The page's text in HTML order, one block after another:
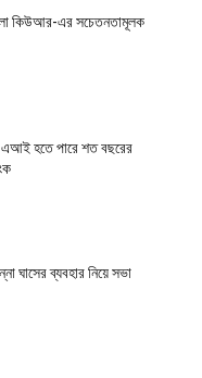
কিউআর-এর সচেতনতামূলক
হতে পারে শত বছরের
ঘাসের ব্যবহার নিয়ে সভা